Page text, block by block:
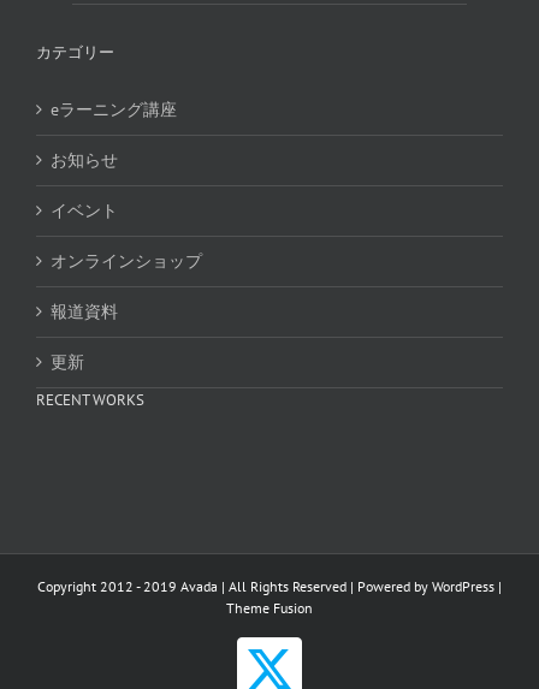
カテゴリー
eラーニング講座
お知らせ
イベント
オンラインショップ
報道資料
更新
RECENT WORKS
Copyright 2012 - 2019 Avada | All Rights Reserved | Powered by WordPress |
Theme Fusion